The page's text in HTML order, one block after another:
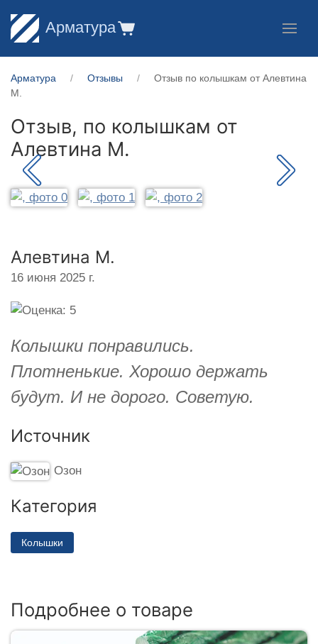
Арматура
Арматура Отзывы
Отзыв по колышкам от Алевтина
М.
Отзыв, по колышкам от
Алевтина М.
Алевтина М.
16 июня 2025 г.
Колышки понравились.
Плотненькие. Хорошо держать
будут. И не дорого. Советую.
Источник
Озон
Категория
Колышки
Подробнее о товаре